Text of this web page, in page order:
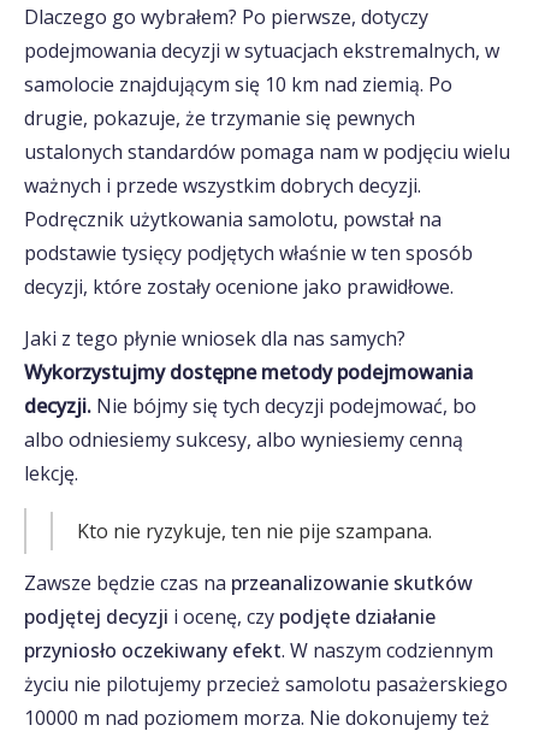
Dlaczego go wybrałem? Po pierwsze, dotyczy
podejmowania decyzji w sytuacjach ekstremalnych, w
samolocie znajdującym się 10 km nad ziemią. Po
drugie, pokazuje, że trzymanie się pewnych
ustalonych standardów pomaga nam w podjęciu wielu
ważnych i przede wszystkim dobrych decyzji.
Podręcznik użytkowania samolotu, powstał na
podstawie tysięcy podjętych właśnie w ten sposób
decyzji, które zostały ocenione jako prawidłowe.
Jaki z tego płynie wniosek dla nas samych?
Wykorzystujmy dostępne metody podejmowania
decyzji. Nie bójmy się tych decyzji podejmować, bo
albo odniesiemy sukcesy, albo wyniesiemy cenną
lekcję.
Kto nie ryzykuje, ten nie pije szampana.
Zawsze będzie czas na przeanalizowanie skutków
podjętej decyzji i ocenę, czy podjęte działanie
przyniosło oczekiwany efekt. W naszym codziennym
życiu nie pilotujemy przecież samolotu pasażerskiego
10000 m nad poziomem morza. Nie dokonujemy też